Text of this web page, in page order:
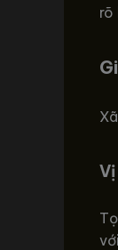
rõ